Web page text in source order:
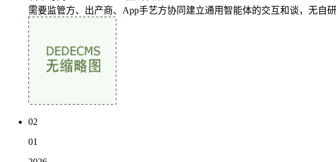
需要监管方、出产商、App手艺方协同建立通用智能体的交互和谈，无自
02
01